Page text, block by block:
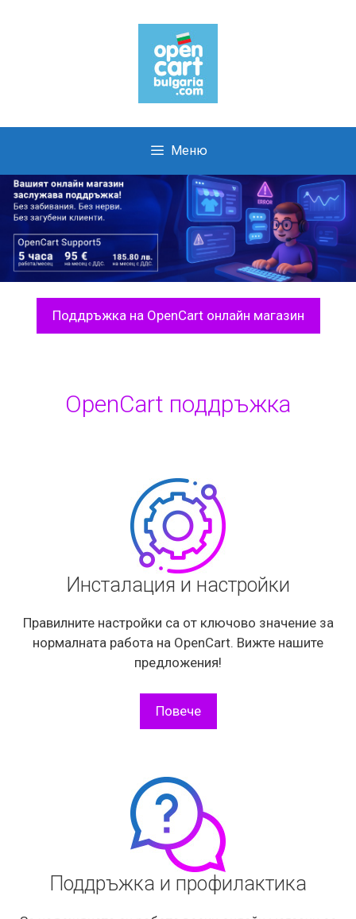
Меню
Поддръжка на OpenCart онлайн магазин
OpenCart поддръжка
Инсталация и настройки
Правилните настройки са от ключово значение за
нормалната работа на OpenCart. Вижте нашите
предложения!
Повече
Поддръжка и профилактика